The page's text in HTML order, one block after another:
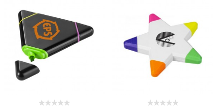
anfragen
anfragen